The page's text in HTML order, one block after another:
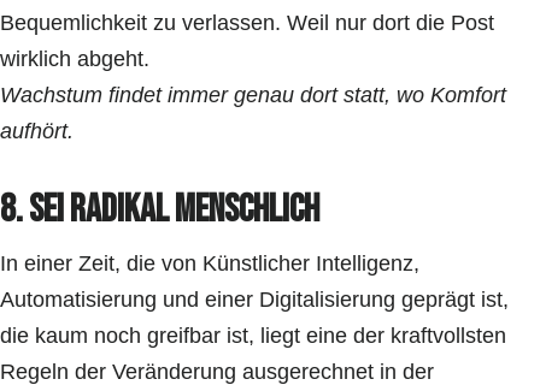
Bequemlichkeit zu verlassen. Weil nur dort die Post
wirklich abgeht.
Wachstum findet immer genau dort statt, wo Komfort
aufhört.
8. Sei radikal menschlich
In einer Zeit, die von Künstlicher Intelligenz,
Automatisierung und einer Digitalisierung geprägt ist,
die kaum noch greifbar ist, liegt eine der kraftvollsten
Regeln der Veränderung ausgerechnet in der